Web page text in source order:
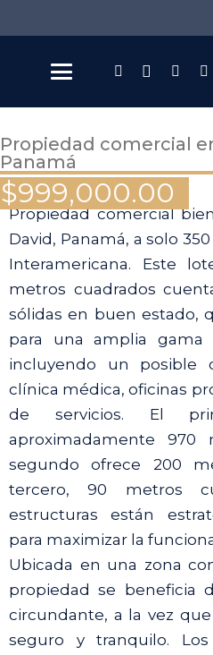
$999,000.00
Propiedad comercial
Panamá
Propiedad comercial
David, Panamá, a solo
Interamericana. Este
metros cuadrados
sólidas en buen estado,
para una amplia gama
incluyendo un posible
clínica médica, oficinas
de servicios. El
aproximadamente 970
segundo ofrece 200
tercero, 90 metros
estructuras están
para maximizar la
Ubicada en una zona
propiedad se beneficia
circundante, a la vez
seguro y tranquilo.